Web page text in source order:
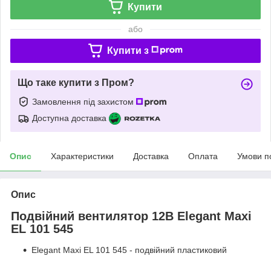
Купити
або
Купити з
Що таке купити з Пром?
Замовлення під захистом
Доступна доставка
Опис Характеристики Доставка Оплата Умови
Опис
Подвійний вентилятор 12В Elegant Maxi
EL 101 545
Elegant Maxi EL 101 545 - подвійний пластиковий